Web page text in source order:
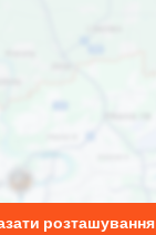
розташування